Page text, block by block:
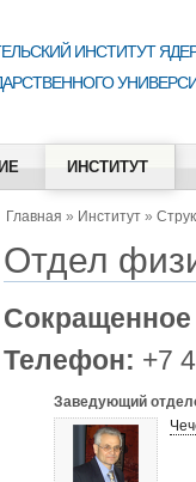
ИНСТИТУТ
ИНСТИТУТ
Главная » Институт »
Отдел
Телефон: +7
Заведующий